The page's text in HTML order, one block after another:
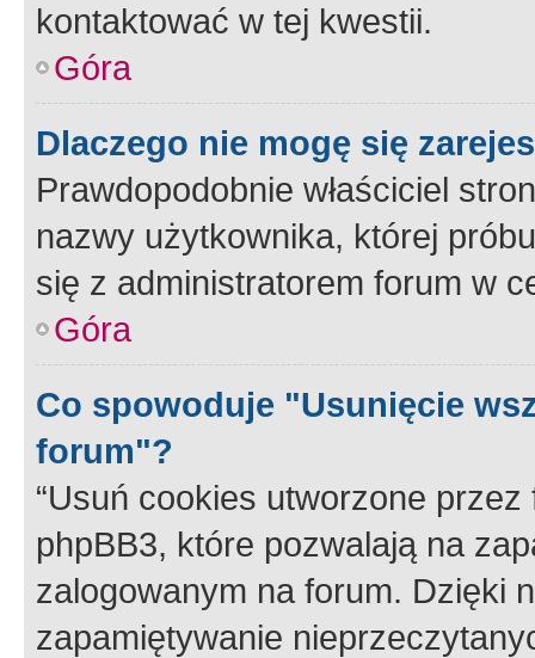
kontaktować w tej kwestii.
Góra
Dlaczego nie mogę się
Prawdopodobnie właściciel
nazwy użytkownika, której
się z administratorem forum w
Góra
Co spowoduje "Usunięcie
forum"?
“Usuń cookies utworzone
phpBB3, które pozwalają na
zalogowanym na forum. Dzięki
zapamiętywanie